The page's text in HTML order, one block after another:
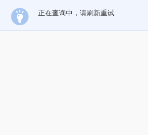
正在查询中，请刷新重试